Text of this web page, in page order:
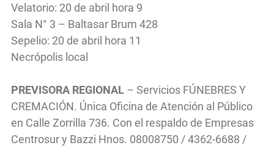
Velatorio: 20 de abril hora 9
Sala N° 3 – Baltasar Brum 428
Sepelio: 20 de abril hora 11
Necrópolis local
PREVISORA REGIONAL – Servicios FÚNEBRES Y
CREMACIÓN. Única Oficina de Atención al Público
en Calle Zorrilla 736. Con el respaldo de Empresas
Centrosur y Bazzi Hnos. 08008750 / 4362-6688 /